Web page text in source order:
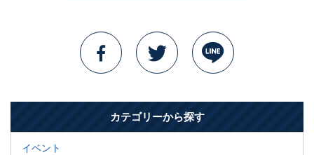
カテゴリーから探す
イベント